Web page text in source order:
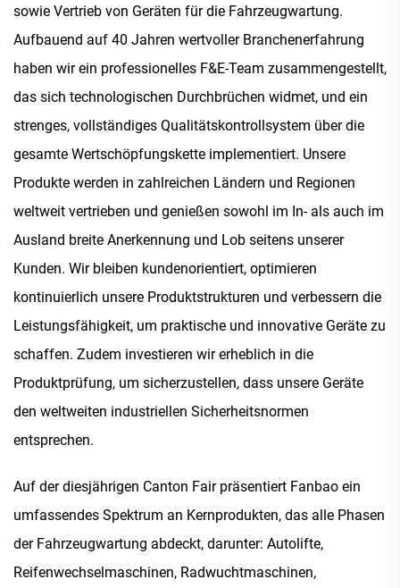
sowie Vertrieb von Geräten für die Fahrzeugwartung.
Aufbauend auf 40 Jahren wertvoller Branchenerfahrung
haben wir ein professionelles F&E-Team zusammengestellt,
das sich technologischen Durchbrüchen widmet, und ein
strenges, vollständiges Qualitätskontrollsystem über die
gesamte Wertschöpfungskette implementiert. Unsere
Produkte werden in zahlreichen Ländern und Regionen
weltweit vertrieben und genießen sowohl im In- als auch im
Ausland breite Anerkennung und Lob seitens unserer
Kunden. Wir bleiben kundenorientiert, optimieren
kontinuierlich unsere Produktstrukturen und verbessern die
Leistungsfähigkeit, um praktische und innovative Geräte zu
schaffen. Zudem investieren wir erheblich in die
Produktprüfung, um sicherzustellen, dass unsere Geräte
den weltweiten industriellen Sicherheitsnormen
entsprechen.
Auf der diesjährigen Canton Fair präsentiert Fanbao ein
umfassendes Spektrum an Kernprodukten, das alle Phasen
der Fahrzeugwartung abdeckt, darunter: Autolifte,
Reifenwechselmaschinen, Radwuchtmaschinen,